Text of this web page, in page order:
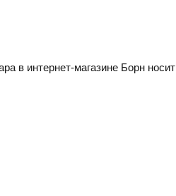
в интернет-магазине Борн носит